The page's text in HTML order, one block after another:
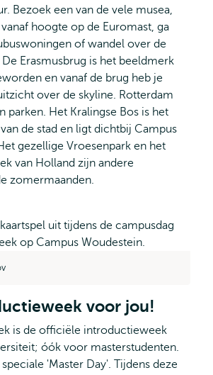
Bezoek een van de vele musea,
hoogte op de Euromast, ga
of wandel over de
De Erasmusbrug is het beeldmerk
en vanaf de brug heb je
over de skyline. Rotterdam
parken. Het Kralingse Bos is het
de stad en ligt dichtbij Campus
gezellige Vroesenpark en het
van Holland zijn andere
zomermaanden.
voor jou!
is de officiële introductieweek
óók voor masterstudenten.
speciale 'Master Day'. Tijdens deze